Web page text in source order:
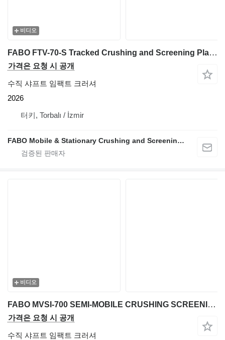
비디오
FABO FTV-70-S Tracked Crushing and Screening Plant With VSI crusher
가격은 요청 시 공개
수직 샤프트 임팩트 크러셔
2026
터키, Torbalı / İzmir
FABO Mobile & Stationary Crushing and Screening Plants | Concrete Batching Plants Manufacturer
비디오
FABO MVSI-700 SEMI-MOBILE CRUSHING SCREENING PLANT
가격은 요청 시 공개
수직 샤프트 임팩트 크러셔